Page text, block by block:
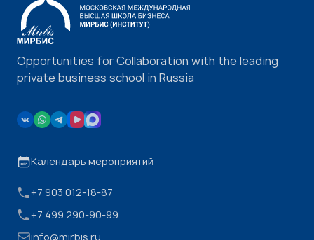
Opportunities for Collaboration with the leading
private business school in Russia
Календарь мероприятий
+7 903 012-18-87
+7 499 290-90-99
info@mirbis.ru